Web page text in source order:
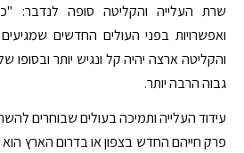
שרת העלייה והקליטה סופה לנדבר:
ואפשרויות בפני העולים החדשים
והקליטה ארצה יהיה קל ונגיש יותר ובסופו
גבוה הרבה יותר.
עידוד העלייה ותמיכה בעולים שבוחרים
פרק חייהם החדש בצפון או בדרום הארץ הוא